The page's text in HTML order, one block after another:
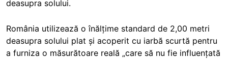
deasupra solului.
România utilizează o înălțime standard de 2,00 metri
deasupra solului plat și acoperit cu iarbă scurtă pentru
a furniza o măsurătoare reală „care să nu fie influențată